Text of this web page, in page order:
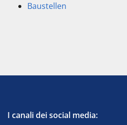
Baustellen
I canali dei social media: